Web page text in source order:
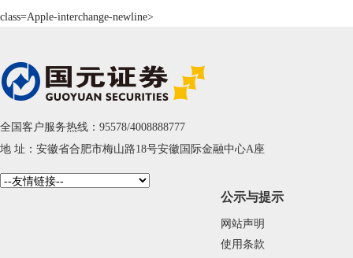
class=Apple-interchange-newline>
全国客户服务热线：95578/4008888777
地 址：安徽省合肥市梅山路18号安徽国际金融中心A座
公示与提示
网站声明
使用条款